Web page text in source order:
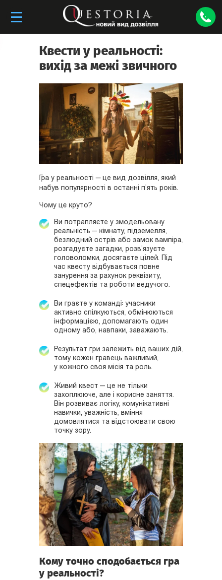
Квести у реальності:
вихід за межі звичного
Гра у реальності — це вид дозвілля, який
набув популярності в останні п’ять років.
Чому це круто?
Ви потрапляєте у змодельовану
реальність — кімнату, підземелля,
безлюдний острів або замок вампіра,
розгадуєте загадки, розв’язуєте
головоломки, досягаєте цілей. Під
час квесту відбувається повне
занурення за рахунок реквізиту,
спецефектів та роботи ведучого.
Ви граєте у команді: учасники
активно спілкуються, обмінюються
інформацією, допомагають один
одному або, навпаки, заважають.
Результат гри залежить від ваших дій,
тому кожен гравець важливий,
у кожного своя місія та роль.
Живий квест — це не тільки
захоплююче, але і корисне заняття.
Він розвиває логіку, комунікативні
навички, уважність, вміння
домовлятися та відстоювати свою
точку зору.
Кому точно сподобається гра
у реальності?